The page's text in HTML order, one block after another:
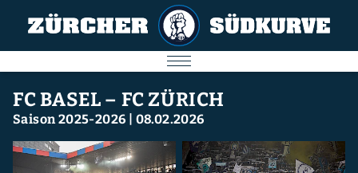
AKTUELL
SPIELE
SÜDKURVE
FC BASEL – FC ZÜRICH
Saison 2025-2026 08.02.2026